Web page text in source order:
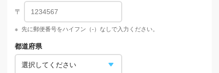
〒
※ 先に郵便番号をハイフン（-）なしで入力ください。
都道府県